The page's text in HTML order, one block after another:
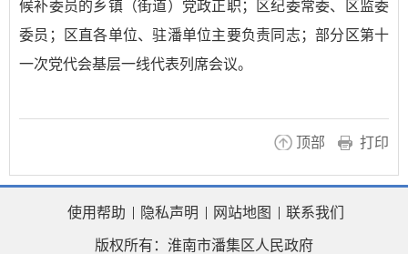
候补委员的乡镇（街道）党政正职；区纪委常委、区监委
委员；区直各单位、驻潘单位主要负责同志；部分区第十
一次党代会基层一线代表列席会议。
顶部 打印
使用帮助 隐私声明 网站地图 联系我们
版权所有：淮南市潘集区人民政府